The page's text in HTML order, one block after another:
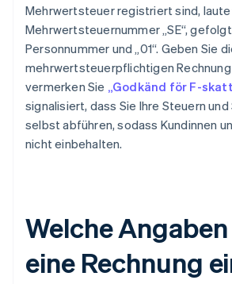
Mehrwertsteuer registriert sind,
Mehrwertsteuernummer „SE“,
Personnummer und „01“. Geben Sie
mehrwertsteuerpflichtigen Rechnung
vermerken Sie „Godkänd för F-
signalisiert, dass Sie Ihre Steuern
selbst abführen, sodass Kundinnen
nicht einbehalten.
Welche
eine Rechnung